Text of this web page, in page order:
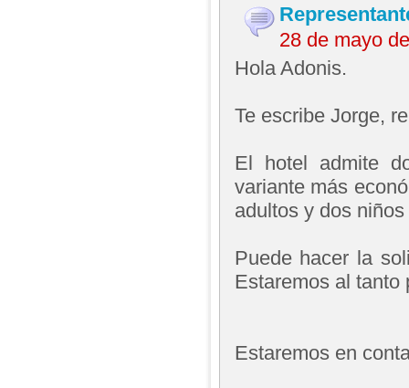
28 de mayo
Hola Adonis.
Te escribe Jorge,
El hotel admite
variante más
adultos y dos
Puede hacer la
Estaremos al tanto
Estaremos en